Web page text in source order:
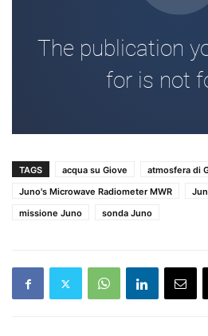
TAGS acqua su Giove atmosfera di
Juno's Microwave Radiometer MWR
missione Juno
sonda Juno